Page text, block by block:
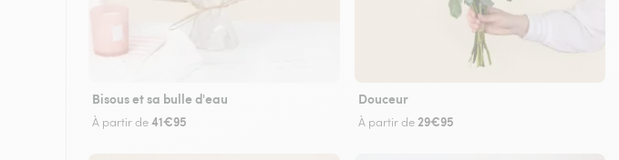
Bisous et sa bulle d'eau
À partir de41€95
Douceur
À partir de 29€95